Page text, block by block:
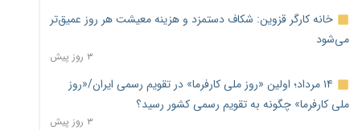
خانه کارگر قزوین: شکاف دستمزد و هزینه معیشت هر روز عمیق‌تر
می‌شود
۳ روز پیش
۱۴ مرداد؛ اولین «روز ملی کارفرما» در تقویم رسمی ایران/«روز
ملی کارفرما» چگونه به تقویم رسمی کشور رسید؟
۳ روز پیش